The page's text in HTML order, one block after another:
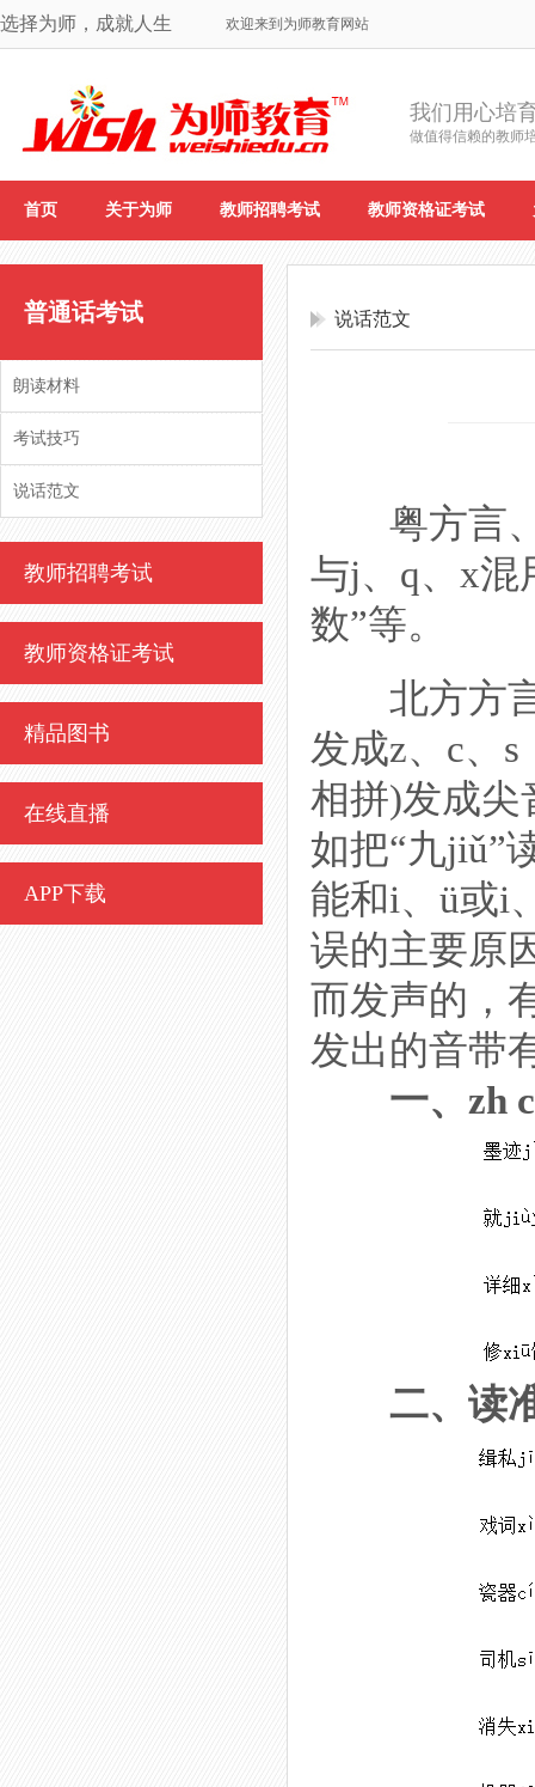
选择为师，成就人生 欢迎来到为师教育网站
我们用心培
做值得信赖的教师
首页 关于为师 教师招聘考试 教师资格证考试
普通话考试
朗读材料
考试技巧
说话范文
教师招聘考试
教师资格证考试
精品图书
在线直播
APP下载
说话范文
粤方言、
与j、q、x混
数”等。
北方方言
发成z、c、
相拼)发成尖
如把“九jiǔ”
能和i、ü或i
误的主要原
而发声的，
发出的音带
一、zh ch
二、读准